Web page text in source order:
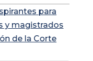
para
y magistrados
de la Corte